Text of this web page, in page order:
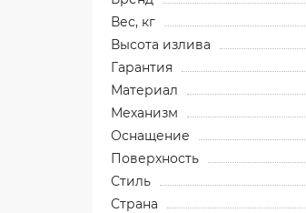
Вес, кг
Высота излива
Гарантия
Материал
Механизм
Оснащение
Поверхность
Стиль
Страна